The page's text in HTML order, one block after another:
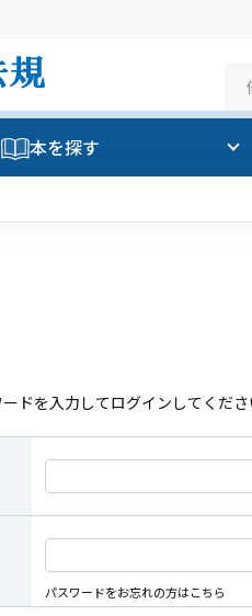
本を探す
ドを入力してログインしてくださ
パスワードをお忘れの方はこちら